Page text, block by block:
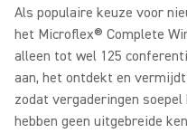
Als populaire keuze voor
het Microflex® Complete
alleen tot wel 125
aan, het ontdekt en
zodat vergaderingen
hebben geen uitgebreide